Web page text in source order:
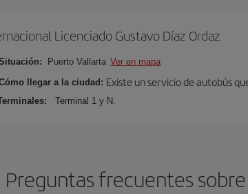
Licenciado Gustavo Díaz Ordaz
Puerto Vallarta Ver en mapa
llegar a la ciudad: Existe un servicio de autobús
Terminal 1 y N.
Preguntas frecuentes